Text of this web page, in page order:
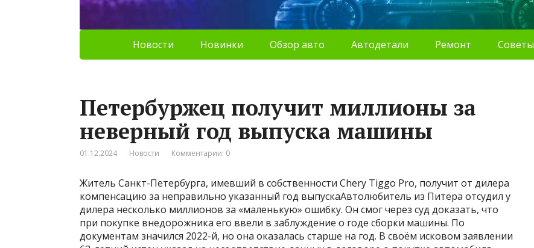
Новости Новинки Обзор авто Автодетали Ремонт Советы
Петербуржец получит миллионы за
неверный год выпуска машины
01.12.2024 Новости Комментарии: 0
Житель Санкт-Петербурга, имевший в собственности Chery Tiggo Pro, получит от дилера
компенсацию за неправильно указанный год выпускаАвтолюбитель из Питера отсудил у
дилера несколько миллионов за «маленькую» ошибку. Он смог через суд доказать, что
при покупке внедорожника его ввели в заблуждение о годе сборки машины. По
документам значился 2022-й, но она оказалась старше на год. В своём исковом заявлении